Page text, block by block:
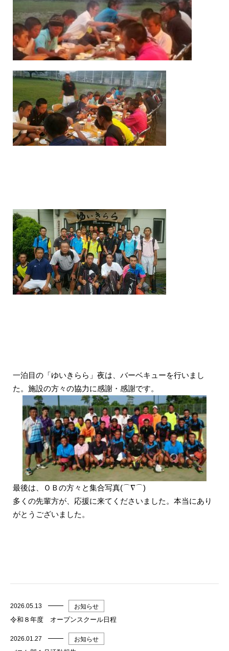
一泊目の「ゆいきらら」夜は、バーベキューを行いまし
た。施設の方々の協力に感謝・感謝です。
最後は、ＯＢの方々と集合写真(⌒∇⌒)
多くの先輩方が、応援に来てくださいました。本当にあり
がとうございました。
2026.05.13 お知らせ
令和８年度 オープンスクール日程
2026.01.27 お知らせ